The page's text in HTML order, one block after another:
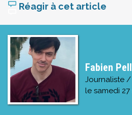
Réagir à cet article
Fabien
Journaliste /
le samedi 27